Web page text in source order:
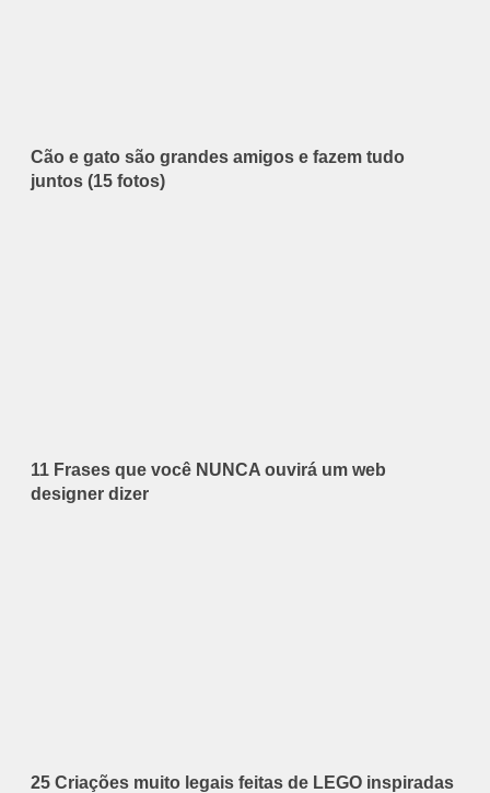
Cão e gato são grandes amigos e fazem tudo
juntos (15 fotos)
11 Frases que você NUNCA ouvirá um web
designer dizer
25 Criações muito legais feitas de LEGO inspiradas